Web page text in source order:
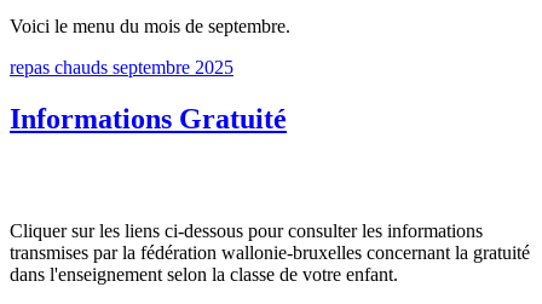
Voici le menu du mois de septembre.
repas chauds septembre 2025
Informations Gratuité
Cliquer sur les liens ci-dessous pour consulter les informations
transmises par la fédération wallonie-bruxelles concernant la gratuité
dans l'enseignement selon la classe de votre enfant.